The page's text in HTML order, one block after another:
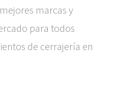
marcas y
para todos
de cerrajería en